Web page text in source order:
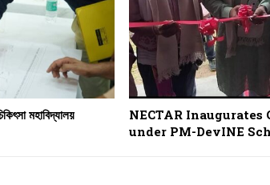
মহাবিদ্যালয়
NECTAR
under PM-DevINE